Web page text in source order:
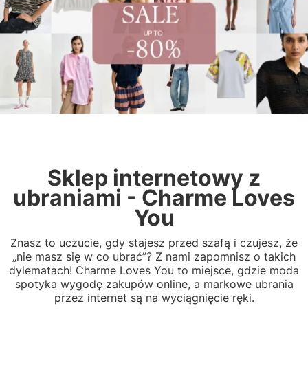
Sklep internetowy z
ubraniami - Charme Loves
You
Znasz to uczucie, gdy stajesz przed szafą i czujesz, że
„nie masz się w co ubrać”? Z nami zapomnisz o takich
dylematach! Charme Loves You to miejsce, gdzie moda
spotyka wygodę zakupów online, a markowe ubrania
przez internet są na wyciągnięcie ręki.